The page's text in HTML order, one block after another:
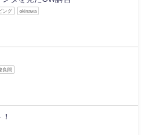
ング okinawa
良間